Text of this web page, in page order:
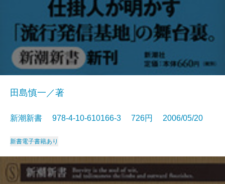
田島慎一／著
新潮新書 978-4-10-610166-3 726円 2006/05/20
新書電子書籍あり